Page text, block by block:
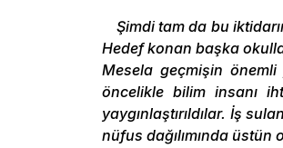
Şimdi tam da bu
Hedef konan başka
Mesela geçmişin önemli
öncelikle bilim insanı
yaygınlaştırıldılar. İş
nüfus dağılımında üstün